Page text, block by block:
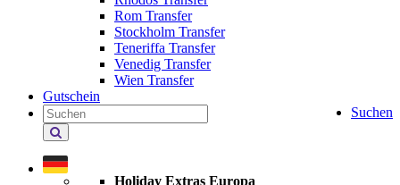
Rom Transfer
Stockholm Transfer
Teneriffa Transfer
Venedig Transfer
Wien Transfer
Gutschein
Suchen
Holiday
Extras
durchsuchen
Holiday Extras Europa